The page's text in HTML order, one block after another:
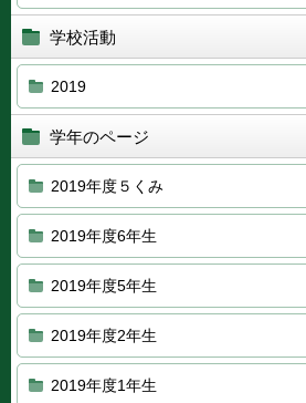
学校活動
2019
学年のページ
2019年度５くみ
2019年度6年生
2019年度5年生
2019年度2年生
2019年度1年生